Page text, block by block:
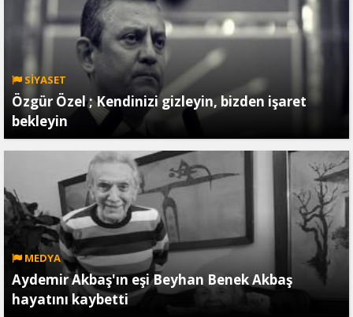
SİYASET
Özgür Özel ; Kendinizi gizleyin, bizden işaret
bekleyin
MEDYA
Aydemir Akbaş'ın eşi Beyhan Benek Akbaş
hayatını kaybetti